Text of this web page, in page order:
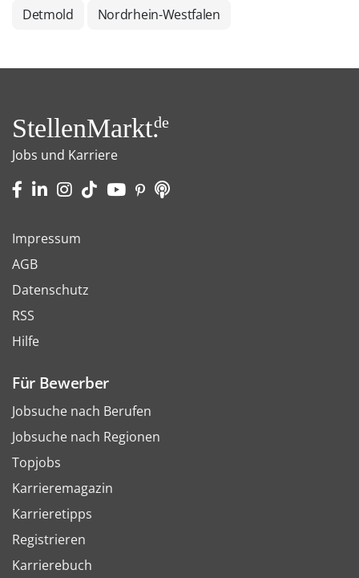
Detmold Nordrhein-Westfalen
StellenMarkt.de
Jobs und Karriere
Impressum
AGB
Datenschutz
RSS
Hilfe
Für Bewerber
Jobsuche nach Berufen
Jobsuche nach Regionen
Topjobs
Karrieremagazin
Karrieretipps
Registrieren
Karrierebuch